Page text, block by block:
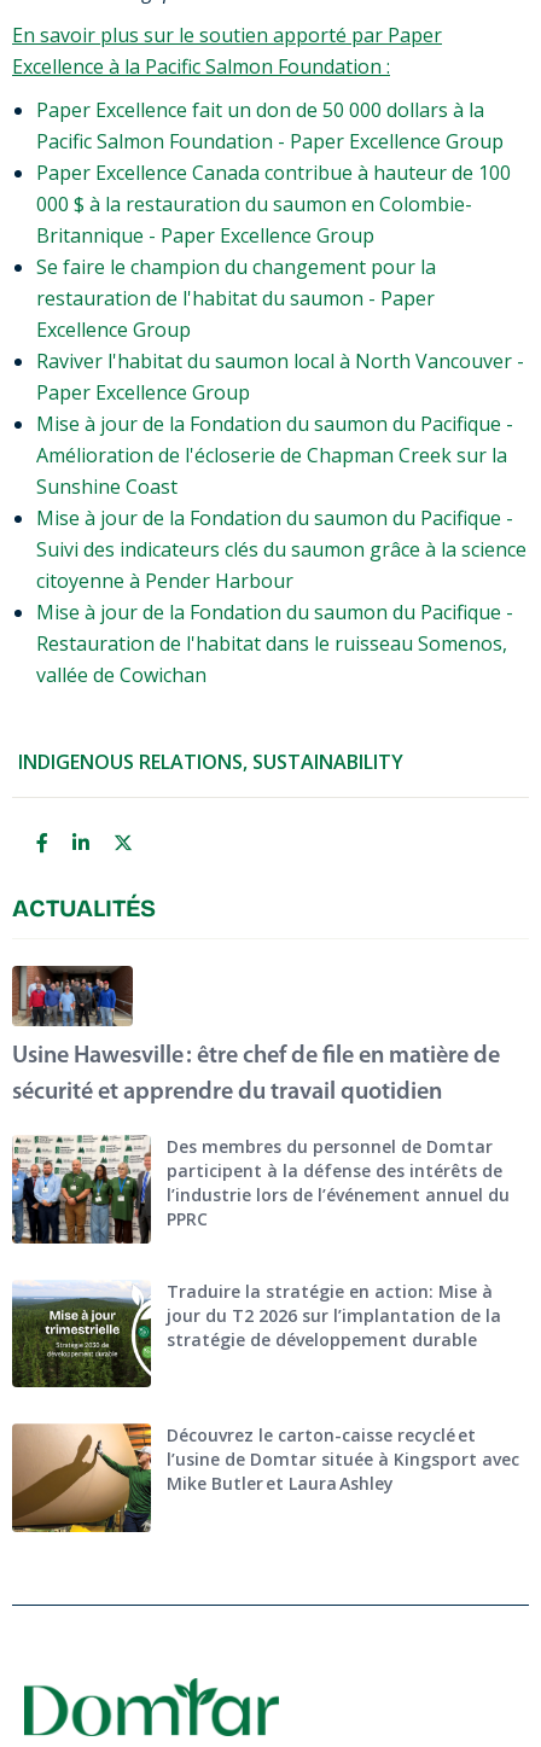
En savoir plus sur le soutien apporté par Paper
Excellence à la Pacific Salmon Foundation :
Paper Excellence fait un don de 50 000 dollars à la
Pacific Salmon Foundation - Paper Excellence Group
Paper Excellence Canada contribue à hauteur de 100
000 $ à la restauration du saumon en Colombie-
Britannique - Paper Excellence Group
Se faire le champion du changement pour la
restauration de l'habitat du saumon - Paper
Excellence Group
Raviver l'habitat du saumon local à North Vancouver -
Paper Excellence Group
Mise à jour de la Fondation du saumon du Pacifique -
Amélioration de l'écloserie de Chapman Creek sur la
Sunshine Coast
Mise à jour de la Fondation du saumon du Pacifique -
Suivi des indicateurs clés du saumon grâce à la science
citoyenne à Pender Harbour
Mise à jour de la Fondation du saumon du Pacifique -
Restauration de l'habitat dans le ruisseau Somenos,
vallée de Cowichan
INDIGENOUS RELATIONS, SUSTAINABILITY
ACTUALITÉS
Usine Hawesville : être chef de file en matière de
sécurité et apprendre du travail quotidien
Des membres du personnel de Domtar
participent à la défense des intérêts de
l’industrie lors de l’événement annuel du
PPRC
Traduire la stratégie en action: Mise à
jour du T2 2026 sur l’implantation de la
stratégie de développement durable
Découvrez le carton-caisse recyclé et
l’usine de Domtar située à Kingsport avec
Mike Butler et Laura Ashley